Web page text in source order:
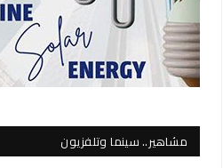
مشاهير.. سينما وتلفزيون